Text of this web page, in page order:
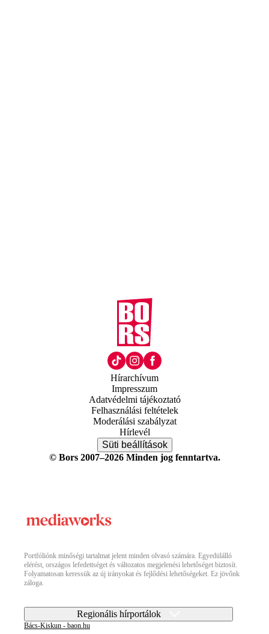
Hírarchívum
Impresszum
Adatvédelmi tájékoztató
Felhasználási feltételek
Moderálási szabályzat
Hírlevél
Süti beállítások
© Bors 2007–2026 Minden jog fenntartva.
Portfóliónk minőségi tartalmat jelent minden olvasó számára. Egyedülálló
elérést, országos lefedettséget és változatos megjelenési lehetőséget biztosít.
Folyamatosan keressük az új irányokat és fejlődési lehetőségeket. Ez jövőnk
záloga.
Regionális hírportálok
Bács-Kiskun - baon.hu